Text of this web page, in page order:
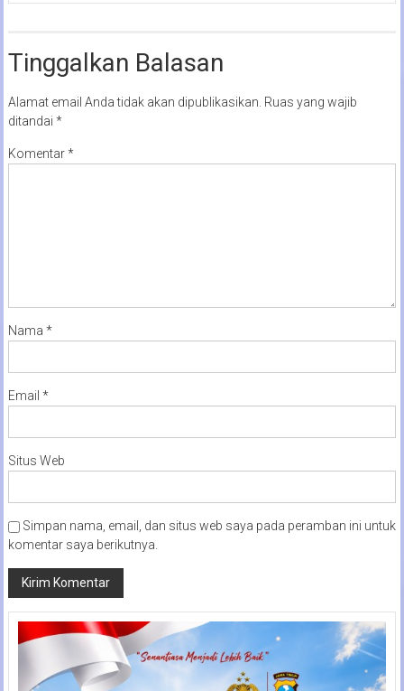
Tinggalkan Balasan
Alamat email Anda tidak akan dipublikasikan. Ruas yang wajib
ditandai *
Komentar*
Nama *
Email *
Situs Web
Simpan nama, email, dan situs web saya pada peramban ini untuk
komentar saya berikutnya.